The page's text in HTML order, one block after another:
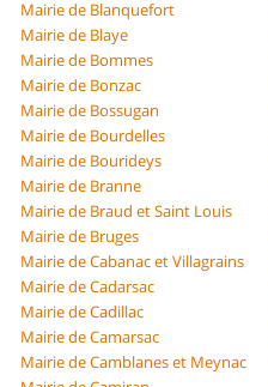
Mairie de Blanquefort
Mairie de Blaye
Mairie de Bommes
Mairie de Bonzac
Mairie de Bossugan
Mairie de Bourdelles
Mairie de Bourideys
Mairie de Branne
Mairie de Braud et Saint Louis
Mairie de Bruges
Mairie de Cabanac et Villagrains
Mairie de Cadarsac
Mairie de Cadillac
Mairie de Camarsac
Mairie de Camblanes et Meynac